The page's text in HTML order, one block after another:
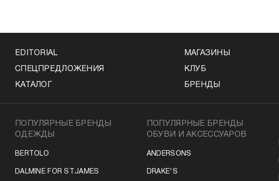
EDITORIAL МАГАЗИНЫ
СПЕЦПРЕДЛОЖЕНИЯ КЛУБ
КАТАЛОГ БРЕНДЫ
ПОПУЛЯРНЫЕ БРЕНДЫ
ОДЕЖДЫ
BERTOLO
DALMINE FOR ST.JAMES
ПОПУЛЯРНЫЕ БРЕНДЫ
ОБУВИ И АКСЕССУАРОВ
ANDERSONS
DRAKE'S